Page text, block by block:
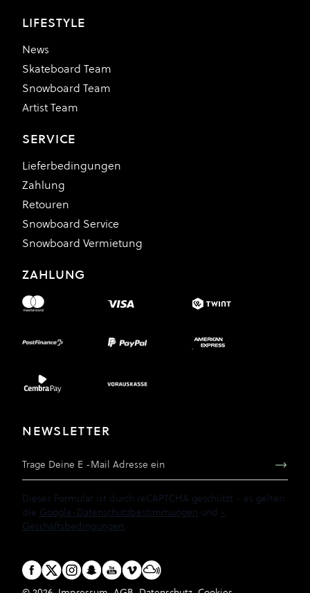
LIFESTYLE
News
Skateboard Team
Snowboard Team
Artist Team
SERVICE
Lieferbedingungen
Zahlung
Retouren
Snowboard Service
Snowboard Vermietung
ZAHLUNG
NEWSLETTER
Dieses Formular ist durch reCAPTCHA geschützt - es gelten
die Google-Datenschutzbestimmungen und -
Geschäftsbedingungen.